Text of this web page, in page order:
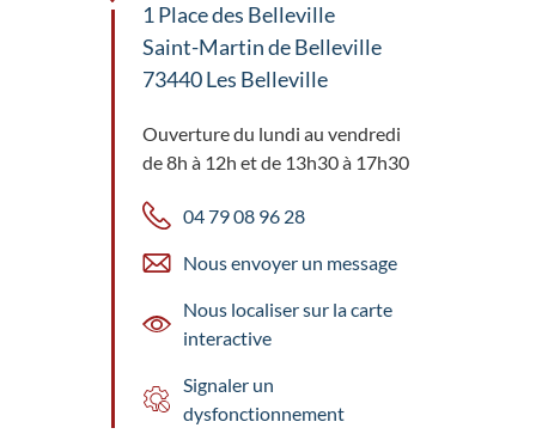
1 Place des Belleville
Saint-Martin de Belleville
73440 Les Belleville
Ouverture du lundi au vendredi
de 8h à 12h et de 13h30 à 17h30
04 79 08 96 28
Nous envoyer un message
Nous localiser sur la carte
interactive
Signaler un
dysfonctionnement